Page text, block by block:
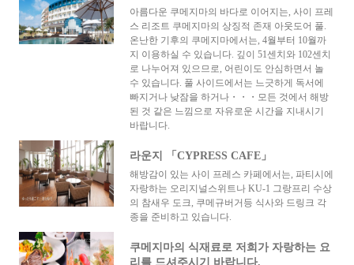
아름다운 쿠메지마의 바다로 이어지는, 사이 프레
스 리조트 쿠메지마의 상징적 존재 아웃도어 풀.
온난한 기후의 쿠메지마에서는, 4월부터 10월까
지 이용하실 수 있습니다. 깊이 51센치와 102센치
로 나누어져 있으므로, 어린이도 안심하면서 놀
수 있습니다. 풀 사이드에서는 느긋하게 독서에
빠지거나 낮잠을 하거나・・・모든 것에서 해방
된 것 같은 느낌으로 자유로운 시간을 지내시기
바랍니다.
라운지 「CYPRESS CAFE」
해방감이 있는 사이 프레스 카페에서는, 파티시에
자랑하는 오리지널스위트나 KU-1 그랑프리 수상
의 참새우 도크, 쿠메규버거등 식사와 드링크 각
종을 준비하고 있습니다.
쿠메지마의 식재료로 저희가 자랑하는 요
리를 드셔주시기 바랍니다.